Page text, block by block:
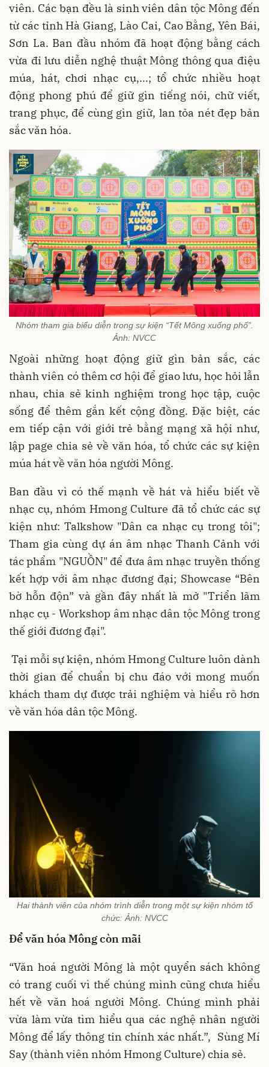
viên. Các bạn đều là sinh viên dân tộc Mông đến
từ các tỉnh Hà Giang, Lào Cai, Cao Bằng, Yên Bái,
Sơn La. Ban đầu nhóm đã hoạt động bằng cách
vừa đi lưu diễn nghệ thuật Mông thông qua điệu
múa, hát, chơi nhạc cụ,...; tổ chức nhiều hoạt
động phong phú để giữ gìn tiếng nói, chữ viết,
trang phục, để cùng gìn giữ, lan tỏa nét đẹp bản
sắc văn hóa.
Nhóm tham gia biểu diễn trong sự kiện “Tết Mông xuống phố”.
Ảnh: NVCC
Ngoài những hoạt động giữ gìn bản sắc, các
thành viên có thêm cơ hội để giao lưu, học hỏi lẫn
nhau, chia sẻ kinh nghiệm trong học tập, cuộc
sống để thêm gắn kết cộng đồng. Đặc biệt, các
em tiếp cận với giới trẻ bằng mạng xã hội như,
lập page chia sẻ về văn hóa, tổ chức các sự kiện
múa hát về văn hóa người Mông.
Ban đầu vì có thế mạnh về hát và hiểu biết về
nhạc cụ, nhóm Hmong Culture đã tổ chức các sự
kiện như: Talkshow "Dân ca nhạc cụ trong tôi";
Tham gia cùng dự án âm nhạc Thanh Cảnh với
tác phẩm "NGUỒN" để đưa âm nhạc truyền thống
kết hợp với âm nhạc đương đại; Showcase “Bên
bờ hỗn độn” và gần đây nhất là mở "Triển lãm
nhạc cụ - Workshop âm nhạc dân tộc Mông trong
thế giới đương đại".
Tại mỗi sự kiện, nhóm Hmong Culture luôn dành
thời gian để chuẩn bị chu đáo với mong muốn
khách tham dự được trải nghiệm và hiểu rõ hơn
về văn hóa dân tộc Mông.
Hai thành viên của nhóm trình diễn trong một sự kiện nhóm tổ
chức: Ảnh: NVCC
Để văn hóa Mông còn mãi
“Văn hoá người Mông là một quyển sách không
có trang cuối vì thế chúng mình cũng chưa hiểu
hết về văn hoá người Mông. Chúng mình phải
vừa làm vừa tìm hiểu qua các nghệ nhân người
Mông để lấy thông tin chính xác nhất.”, Sùng Mí
Say (thành viên nhóm Hmong Culture) chia sẻ.